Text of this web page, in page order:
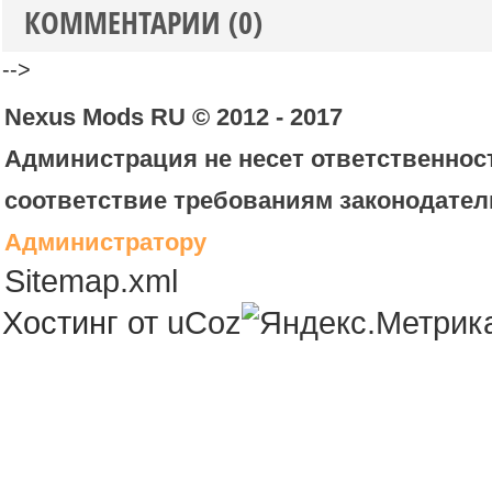
КОММЕНТАРИИ (0)
-->
Nexus Mods RU © 2012 - 2017
Администрация не несет
соответствие требованиям
Администратору
Sitemap.xml
Хостинг от uCoz